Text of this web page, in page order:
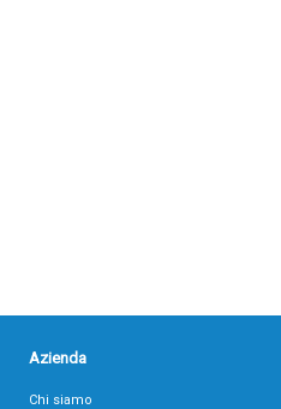
Azienda
Chi siamo